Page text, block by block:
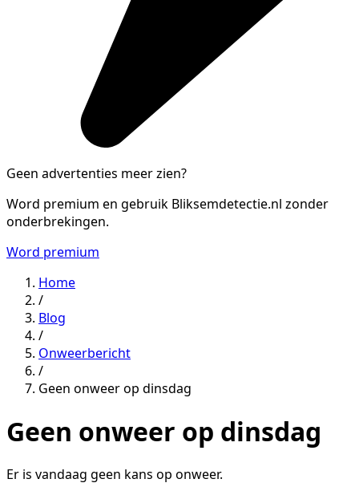
Geen advertenties meer zien?
Word premium en gebruik Bliksemdetectie.nl zonder
onderbrekingen.
Word premium
Home
/
Blog
/
Onweerbericht
/
Geen onweer op dinsdag
Geen onweer op dinsdag
Er is vandaag geen kans op onweer.